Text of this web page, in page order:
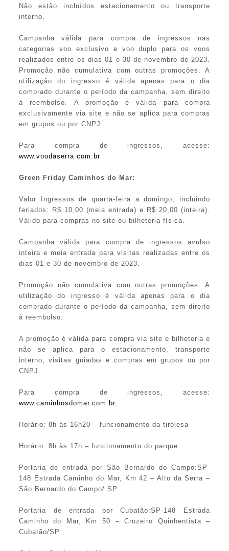
Não estão incluídos estacionamento ou transporte
interno.
Campanha válida para compra de ingressos nas
categorias voo exclusivo e voo duplo para os voos
realizados entre os dias 01 e 30 de novembro de 2023.
Promoção não cumulativa com outras promoções. A
utilização do ingresso é válida apenas para o dia
comprado durante o período da campanha, sem direito
à reembolso. A promoção é válida para compra
exclusivamente via site e não se aplica para compras
em grupos ou por CNPJ.
Para compra de ingressos, acesse:
www.voodaserra.com.br
Green Friday Caminhos do Mar:
Valor Ingressos de quarta-feira a domingo, incluindo
feriados: R$ 10,00 (meia entrada) e R$ 20,00 (inteira).
Válido para compras no site ou bilheteria física.
Campanha válida para compra de ingressos avulso
inteira e meia entrada para visitas realizadas entre os
dias 01 e 30 de novembro de 2023.
Promoção não cumulativa com outras promoções. A
utilização do ingresso é válida apenas para o dia
comprado durante o período da campanha, sem direito
à reembolso.
A promoção é válida para compra via site e bilheteria e
não se aplica para o estacionamento, transporte
interno, visitas guiadas e compras em grupos ou por
CNPJ.
Para compra de ingressos, acesse:
www.caminhosdomar.com.br
Horário: 8h às 16h20 – funcionamento da tirolesa
Horário: 8h às 17h – funcionamento do parque
Portaria de entrada por São Bernardo do Campo:SP-
148 Estrada Caminho do Mar, Km 42 – Alto da Serra –
São Bernardo do Campo/ SP
Portaria de entrada por Cubatão:SP-148 Estrada
Caminho do Mar, Km 50 – Cruzeiro Quinhentista –
Cubatão/SP